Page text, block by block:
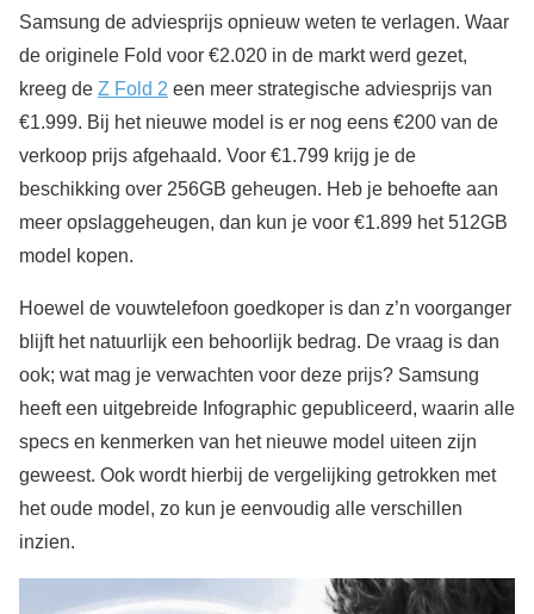
Samsung de adviesprijs opnieuw weten te verlagen. Waar
de originele Fold voor €2.020 in de markt werd gezet,
kreeg de Z Fold 2 een meer strategische adviesprijs van
€1.999. Bij het nieuwe model is er nog eens €200 van de
verkoop prijs afgehaald. Voor €1.799 krijg je de
beschikking over 256GB geheugen. Heb je behoefte aan
meer opslaggeheugen, dan kun je voor €1.899 het 512GB
model kopen.
Hoewel de vouwtelefoon goedkoper is dan z’n voorganger
blijft het natuurlijk een behoorlijk bedrag. De vraag is dan
ook; wat mag je verwachten voor deze prijs? Samsung
heeft een uitgebreide Infographic gepubliceerd, waarin alle
specs en kenmerken van het nieuwe model uiteen zijn
geweest. Ook wordt hierbij de vergelijking getrokken met
het oude model, zo kun je eenvoudig alle verschillen
inzien.